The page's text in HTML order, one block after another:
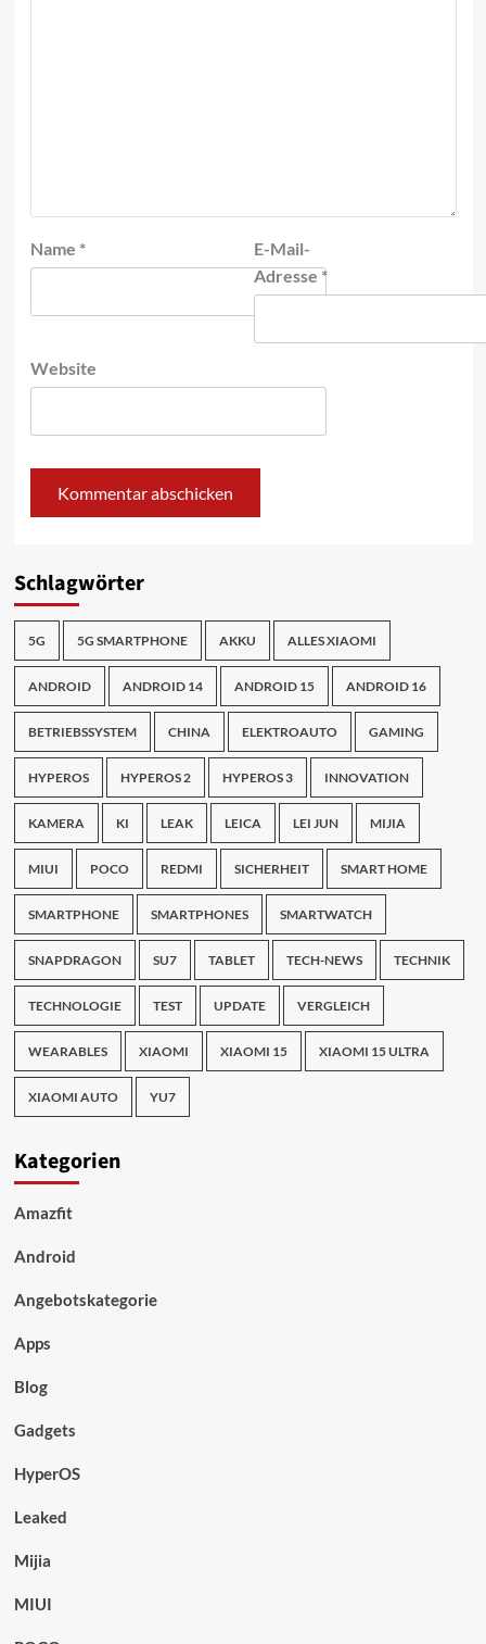
Name *
E-Mail-
Adresse*
Website
Schlagwörter
5G 5G SMARTPHONE AKKU ALLES XIAOMI
ANDROID ANDROID 14 ANDROID 15 ANDROID 16
BETRIEBSSYSTEM CHINA ELEKTROAUTO GAMING
HYPEROS HYPEROS 2 HYPEROS 3 INNOVATION
KAMERA KI LEAK LEICA LEI JUN MIJIA
MIUI POCO REDMI SICHERHEIT SMART HOME
SMARTPHONE SMARTPHONES SMARTWATCH
SNAPDRAGON SU7 TABLET TECH-NEWS TECHNIK
TECHNOLOGIE TEST UPDATE VERGLEICH
WEARABLES XIAOMI XIAOMI 15 XIAOMI 15 ULTRA
XIAOMI AUTO YU7
Kategorien
Amazfit
Android
Angebotskategorie
Apps
Blog
Gadgets
HyperOS
Leaked
Mijia
MIUI